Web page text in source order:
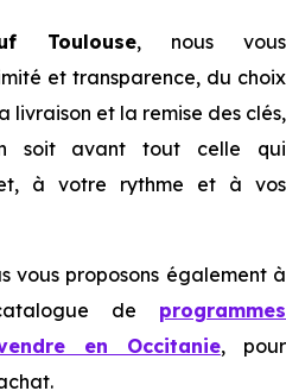
Toulouse, nous vous
et transparence, du choix
livraison et la remise des clés,
soit avant tout celle qui
à votre rythme et à vos
vous proposons également à
de programmes
en Occitanie, pour